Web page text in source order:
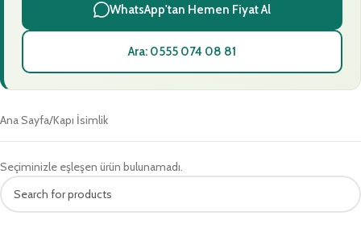
WhatsApp'tan Hemen Fiyat Al
Ara: 0555 074 08 81
Ana Sayfa Kapı İsimlik
Seçiminizle eşleşen ürün bulunamadı.